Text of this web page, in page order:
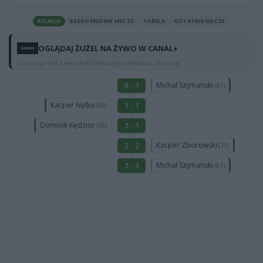
RELACJA BEZPOŚREDNIE MECZE TABELA OSTATNIE MECZE
OGLĄDAJ ŻUŻEL NA ŻYWO W CANAL+
Transmisje LIVE z meczów PGE Ekstraligi i Metalkas 2. Ekstraligi
0 - 1 Michał Szymański (61)
Kacper Nytko (64)
1 - 1
Dominik Kędzior(69)
2 - 1
2 - 2
Kacper Zborowski (71)
2 - 3 Michał Szymański (81)